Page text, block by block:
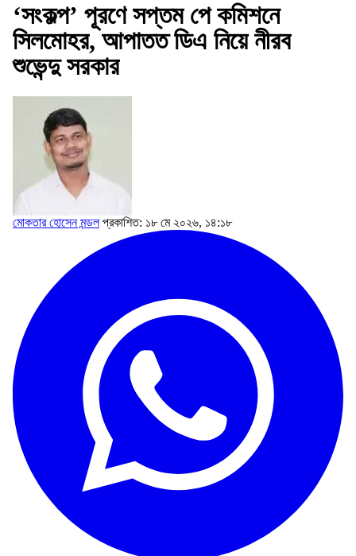
‘সংকল্প’ পূরণে সপ্তম পে কমিশনে
সিলমোহর, আপাতত ডিএ নিয়ে নীরব
শুভেন্দু সরকার
মোকতার হোসেন মন্ডল প্রকাশিত: ১৮ মে ২০২৬, ১৪:১৮